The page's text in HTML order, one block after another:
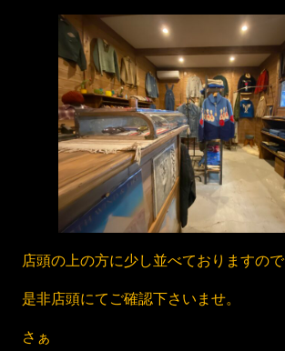
店頭の上の方に少し並べておりますので
是非店頭にてご確認下さいませ。
さぁ